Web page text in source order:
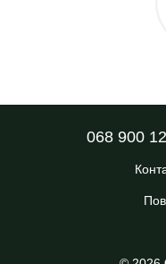
068 900